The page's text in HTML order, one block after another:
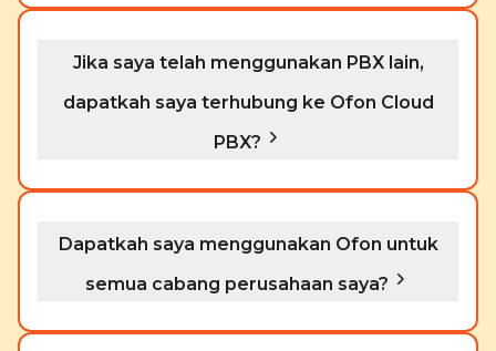
Jika saya telah menggunakan PBX lain,
dapatkah saya terhubung ke Ofon Cloud
PBX?
Dapatkah saya menggunakan Ofon untuk
semua cabang perusahaan saya?